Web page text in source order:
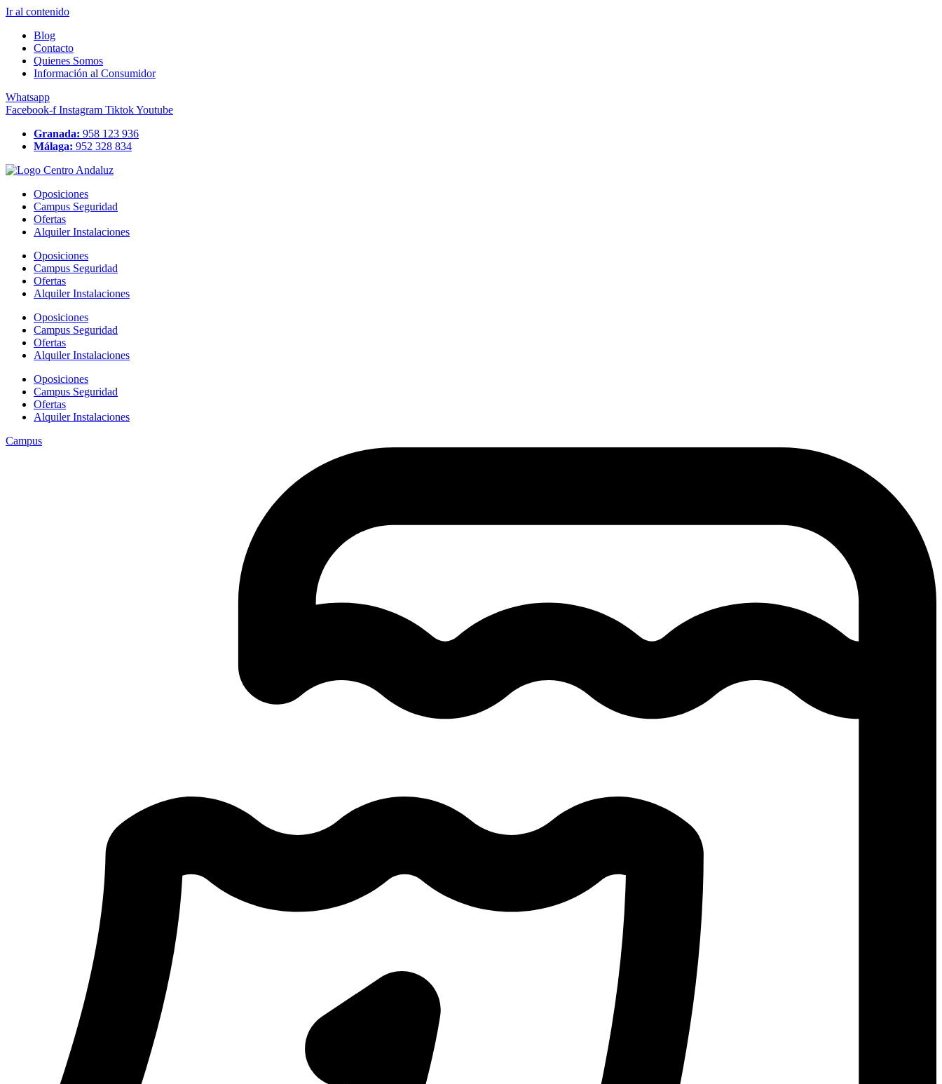
Ir al contenido
Blog
Contacto
Quienes Somos
Información al Consumidor
Whatsapp
Facebook-f Instagram TiktokYoutube
Granada: 958 123 936
Málaga: 952 328 834
Oposiciones
Campus Seguridad
Ofertas
Alquiler Instalaciones
Oposiciones
Campus Seguridad
Ofertas
Alquiler Instalaciones
Oposiciones
Campus Seguridad
Ofertas
Alquiler Instalaciones
Oposiciones
Campus Seguridad
Ofertas
Alquiler Instalaciones
Campus